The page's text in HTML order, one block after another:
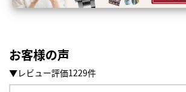
お客様の声
▼レビュー評価1229件